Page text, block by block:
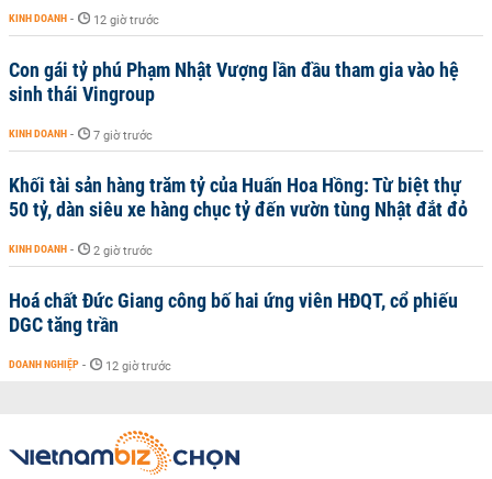
KINH DOANH - 12 giờ trước
Con gái tỷ phú Phạm Nhật Vượng lần đầu tham gia vào hệ
sinh thái Vingroup
KINH DOANH - 7 giờ trước
Khối tài sản hàng trăm tỷ của Huấn Hoa Hồng: Từ biệt thự
50 tỷ, dàn siêu xe hàng chục tỷ đến vườn tùng Nhật đắt đỏ
KINH DOANH - 2 giờ trước
Hoá chất Đức Giang công bố hai ứng viên HĐQT, cổ phiếu
DGC tăng trần
DOANH NGHIỆP - 12 giờ trước